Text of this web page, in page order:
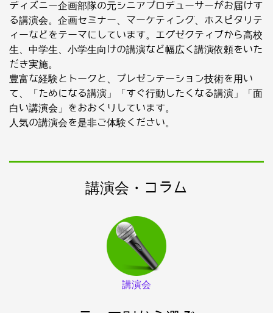
ディズニー企画部隊の元シニアプロデューサーがお届けす
る講演会。企画セミナー、マーケティング、ホスピタリテ
ィーなどをテーマにしています。エグゼクティブから高校
生、中学生、小学生向けの講演など幅広く講演依頼をいた
だき実施。
豊富な経験とトークと、プレゼンテーション技術を用い
て、「ためになる講演」「すぐ行動したくなる講演」「面
白い講演会」をおおくりしています。
人気の講演会を是非ご体験ください。
講演会・コラム
講演会